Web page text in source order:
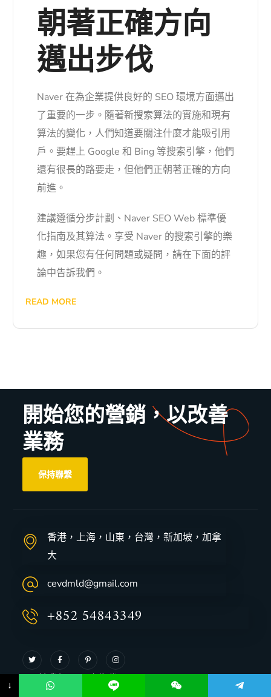
朝著正確方向
邁出步伐
Naver 在為企業提供良好的 SEO 環境方面邁出
了重要的一步。隨著新搜索算法的實施和現有
算法的變化，人們知道要關注什麼才能吸引用
戶。要趕上 Google 和 Bing 等搜索引擎，他們
還有很長的路要走，但他們正朝著正確的方向
前進。
建議遵循分步計劃、Naver SEO Web 標準優
化指南及其算法。享受 Naver 的搜索引擎的樂
趣，如果您有任何問題或疑問，請在下面的評
論中告訴我們。
READ MORE
開始您的營銷，以改善
業務
保持聯繫
香港，上海，山東，台灣，新加坡，加拿
大
cevdmld@gmail.com
+852 54843349
關於我們
廣告代理
↓